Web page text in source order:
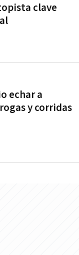
clave
echar a
y corridas